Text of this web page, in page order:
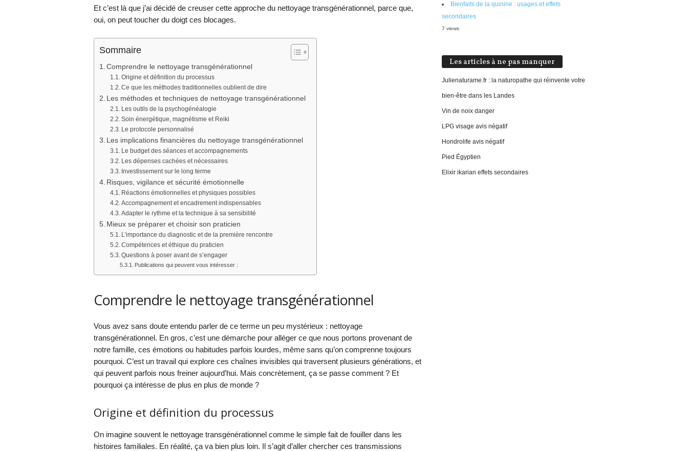
Et c’est là que j’ai décidé de creuser cette approche du nettoyage transgénérationnel, parce que,
oui, on peut toucher du doigt ces blocages.
Sommaire
Comprendre le nettoyage transgénérationnel
Origine et définition du processus
Ce que les méthodes traditionnelles oublient de dire
Les méthodes et techniques de nettoyage transgénérationnel
Les outils de la psychogénéalogie
Soin énergétique, magnétisme et Reiki
Le protocole personnalisé
Les implications financières du nettoyage transgénérationnel
Le budget des séances et accompagnements
Les dépenses cachées et nécessaires
Investissement sur le long terme
Risques, vigilance et sécurité émotionnelle
Réactions émotionnelles et physiques possibles
Accompagnement et encadrement indispensables
Adapter le rythme et la technique à sa sensibilité
Mieux se préparer et choisir son praticien
L’importance du diagnostic et de la première rencontre
Compétences et éthique du praticien
Questions à poser avant de s’engager
Publications qui peuvent vous intéresser :
Comprendre le nettoyage transgénérationnel
Vous avez sans doute entendu parler de ce terme un peu mystérieux : nettoyage
transgénérationnel. En gros, c’est une démarche pour alléger ce que nous portons provenant de
notre famille, ces émotions ou habitudes parfois lourdes, même sans qu’on comprenne toujours
pourquoi. C’est un travail qui explore ces chaînes invisibles qui traversent plusieurs générations, et
qui peuvent parfois nous freiner aujourd’hui. Mais concrètement, ça se passe comment ? Et
pourquoi ça intéresse de plus en plus de monde ?
Origine et définition du processus
On imagine souvent le nettoyage transgénérationnel comme le simple fait de fouiller dans les
histoires familiales. En réalité, ça va bien plus loin. Il s’agit d’aller chercher ces transmissions
Bienfaits de la quinine : usages et effets
secondaires
7 views
Les articles à ne pas manquer
Julienaturame.fr : la naturopathe qui réinvente votre
bien-être dans les Landes
Vin de noix danger
LPG visage avis négatif
Hondrolife avis négatif
Pied Égyptien
Elixir ikarian effets secondaires